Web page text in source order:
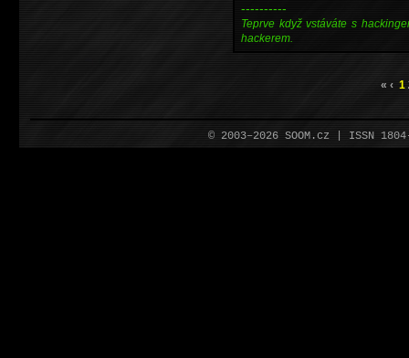
----------
Teprve když vstáváte s
hackerem.
« ‹ 1
© 2003–2026 SOOM.cz | ISSN